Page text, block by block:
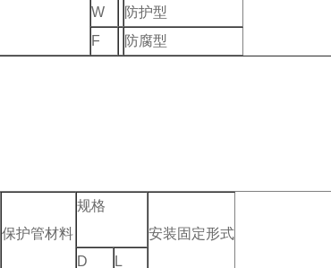
W
防护型
F
防腐型
保护管材料
规格
安装固定形式
D
L